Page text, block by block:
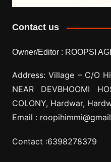
Contact us
Owner/Editor : ROOPSI
Address: Village – C/O
NEAR DEVBHOOMI
COLONY, Hardwar,
Email :
Contact :6398278379